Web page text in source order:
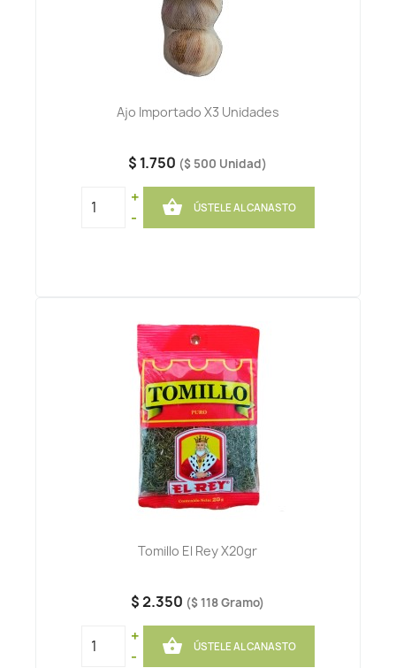
Ajo Importado X3 Unidades
$ 1.750 ($ 500 Unidad)
+
-
 ÚSTELE AL CANASTO
Tomillo El Rey X20gr
$ 2.350 ($ 118 Gramo)
+
-
 ÚSTELE AL CANASTO